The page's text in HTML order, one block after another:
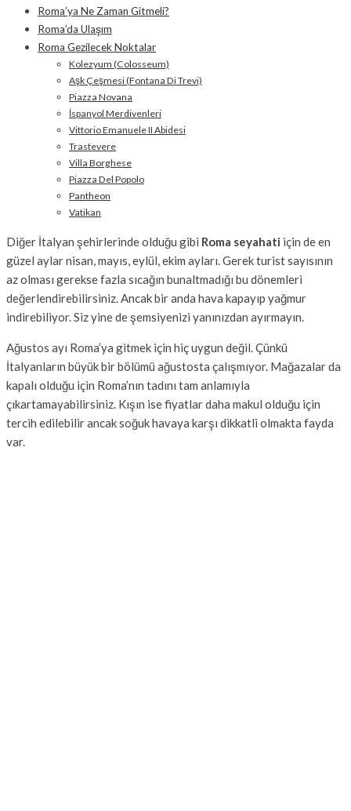
Roma’ya Ne Zaman Gitmeli?
Roma’da Ulaşım
Roma Gezilecek Noktalar
Kolezyum (Colosseum)
Aşk Çeşmesi (Fontana Di Trevi)
Piazza Novana
İspanyol Merdivenleri
Vittorio Emanuele II Abidesi
Trastevere
Villa Borghese
Piazza Del Popolo
Pantheon
Vatikan
Diğer İtalyan şehirlerinde olduğu gibi Roma seyahati için de en
güzel aylar nisan, mayıs, eylül, ekim ayları. Gerek turist sayısının
az olması gerekse fazla sıcağın bunaltmadığı bu dönemleri
değerlendirebilirsiniz. Ancak bir anda hava kapayıp yağmur
indirebiliyor. Siz yine de şemsiyenizi yanınızdan ayırmayın.
Ağustos ayı Roma’ya gitmek için hiç uygun değil. Çünkü
İtalyanların büyük bir bölümü ağustosta çalışmıyor. Mağazalar da
kapalı olduğu için Roma’nın tadını tam anlamıyla
çıkartamayabilirsiniz. Kışın ise fiyatlar daha makul olduğu için
tercih edilebilir ancak soğuk havaya karşı dikkatli olmakta fayda
var.